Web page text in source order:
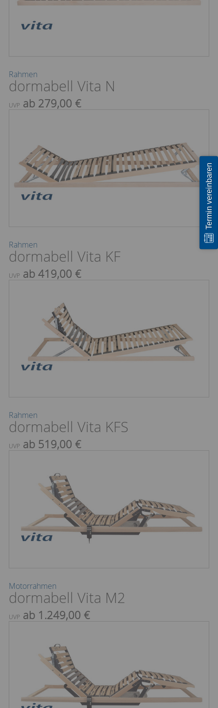
Rahmen
dormabell Vita N
UVP ab 279,00 €
Rahmen
dormabell Vita KF
UVP ab 419,00 €
Rahmen
dormabell Vita KFS
UVP ab 519,00 €
Motorrahmen
dormabell Vita M2
UVP ab 1.249,00 €
Termin vereinbaren